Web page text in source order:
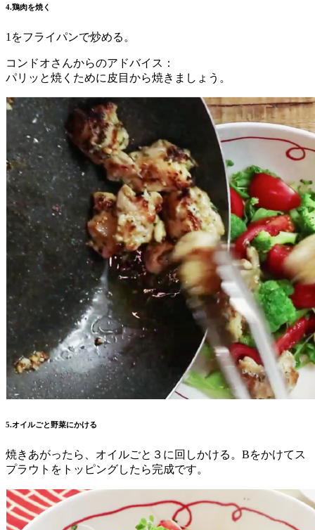
4.鶏肉を焼く
1をフライパンで炒める。
コンドオさんからのアドバイス：
パリッと焼くために皮目から焼きましょう。
5.オイルごと野菜にかける
焼きあがったら、オイルごと３に回しかける。Bをかけてス
プラウトをトッピングしたら完成です。